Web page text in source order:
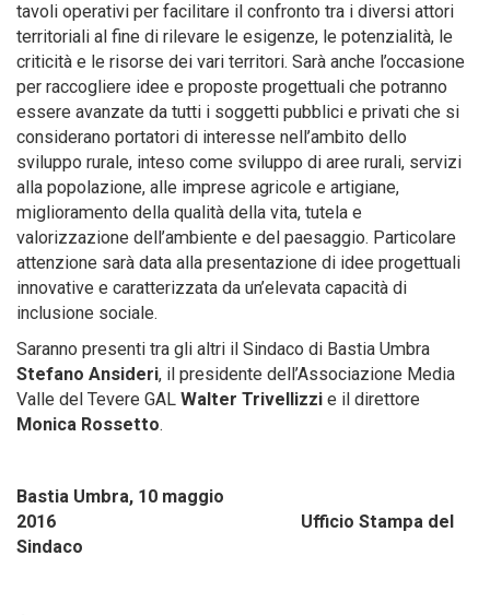
tavoli operativi per facilitare il confronto tra i diversi attori
territoriali al fine di rilevare le esigenze, le potenzialità, le
criticità e le risorse dei vari territori. Sarà anche l’occasione
per raccogliere idee e proposte progettuali che potranno
essere avanzate da tutti i soggetti pubblici e privati che si
considerano portatori di interesse nell’ambito dello
sviluppo rurale, inteso come sviluppo di aree rurali, servizi
alla popolazione, alle imprese agricole e artigiane,
miglioramento della qualità della vita, tutela e
valorizzazione dell’ambiente e del paesaggio. Particolare
attenzione sarà data alla presentazione di idee progettuali
innovative e caratterizzata da un’elevata capacità di
inclusione sociale.
Saranno presenti tra gli altri il Sindaco di Bastia Umbra
Stefano Ansideri, il presidente dell’Associazione Media
Valle del Tevere GAL Walter Trivellizzi e il direttore
Monica Rossetto.
Bastia Umbra, 10 maggio
2016 Ufficio Stampa del
Sindaco